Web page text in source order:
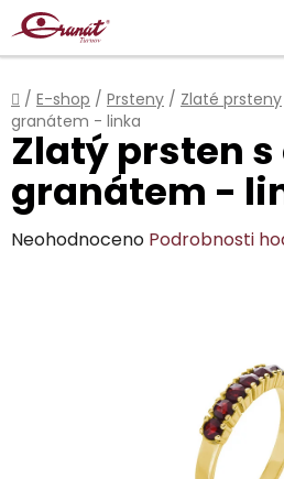
Přejít
na
obsah
Domů
/ E-shop / Prsteny / Zlaté prsteny
granátem - linka
Zlatý prsten
granátem -
Průměrné
Neohodnoceno Podrobnosti